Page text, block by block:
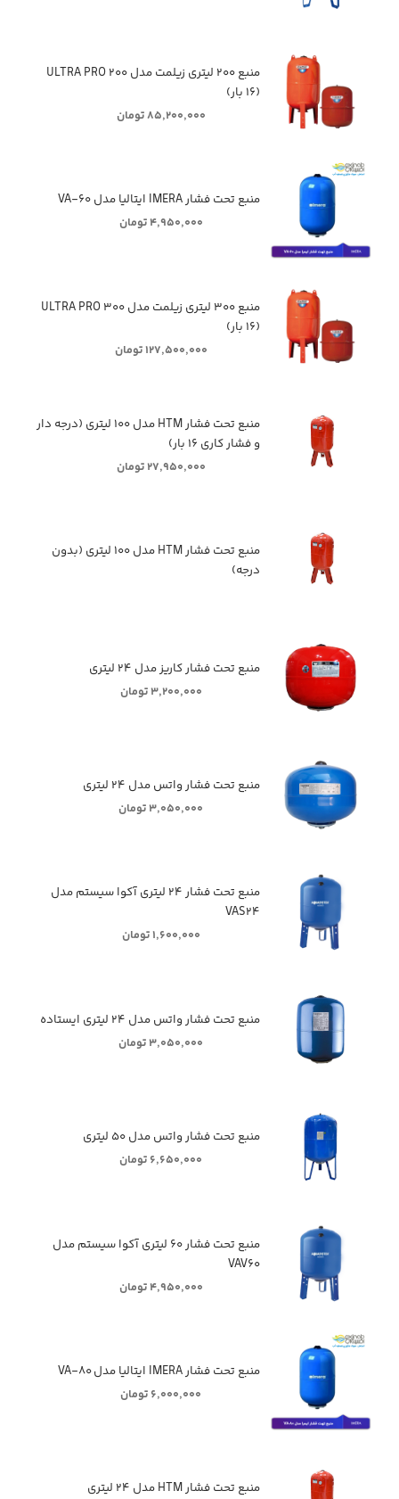
منبع ۲۰۰ لیتری زیلمت مدل ULTRA PRO ۲۰۰
(۱۶ بار)
۸۵,۲۰۰,۰۰۰ تومان
منبع تحت فشار IMERA ایتالیا مدل VA-۶۰
۴,۹۵۰,۰۰۰ تومان
منبع ۳۰۰ لیتری زیلمت مدل ULTRA PRO ۳۰۰
(۱۶ بار)
۱۲۷,۵۰۰,۰۰۰ تومان
منبع تحت فشار HTM مدل ۱۰۰ لیتری (درجه دار
و فشار کاری ۱۶ بار)
۲۷,۹۵۰,۰۰۰ تومان
منبع تحت فشار HTM مدل ۱۰۰ لیتری (بدون
درجه)
منبع تحت فشار کاریز مدل ۲۴ لیتری
۳,۲۰۰,۰۰۰ تومان
منبع تحت فشار واتس مدل ۲۴ لیتری
۳,۰۵۰,۰۰۰ تومان
منبع تحت فشار ۲۴ لیتری آکوا سیستم مدل
VAS۲۴
۱,۶۰۰,۰۰۰ تومان
منبع تحت فشار واتس مدل ۲۴ لیتری ایستاده
۳,۰۵۰,۰۰۰ تومان
منبع تحت فشار واتس مدل ۵۰ لیتری
۶,۶۵۰,۰۰۰ تومان
منبع تحت فشار ۶۰ لیتری آکوا سیستم مدل
VAV۶۰
۴,۹۵۰,۰۰۰ تومان
منبع تحت فشار IMERA ایتالیا مدل VA-۸۰
۶,۰۰۰,۰۰۰ تومان
منبع تحت فشار HTM مدل ۲۴ لیتری